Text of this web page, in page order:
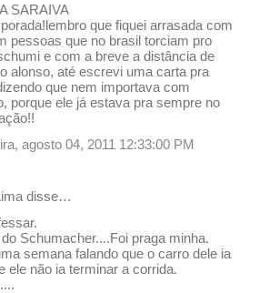
SARAIVA
que fiquei arrasada com
pessoas que no brasil torciam pro
e com a breve a distância de
alonso, até escrevi uma carta pra
que nem importava com
porque ele já estava pra sempre no
agosto 04, 2011 12:33:00 PM
disse…
Schumacher....Foi praga minha.
semana falando que o carro dele ia
ele não ia terminar a corrida.